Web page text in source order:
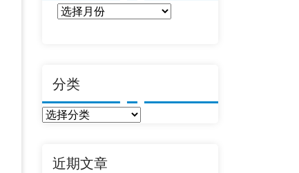
分类
分
近期文章